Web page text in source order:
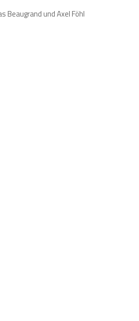
Beaugrand und Axel Föhl